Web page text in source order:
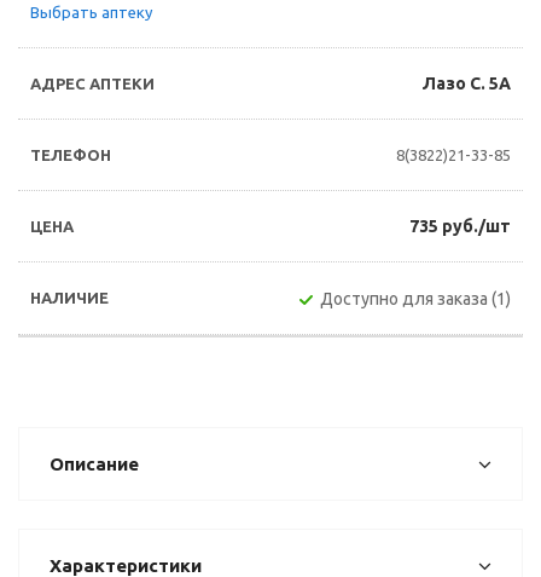
Выбрать аптеку
Лазо С. 5А
8(3822)21-33-85
735 руб./шт
Доступно для заказа (1)
Описание
Характеристики